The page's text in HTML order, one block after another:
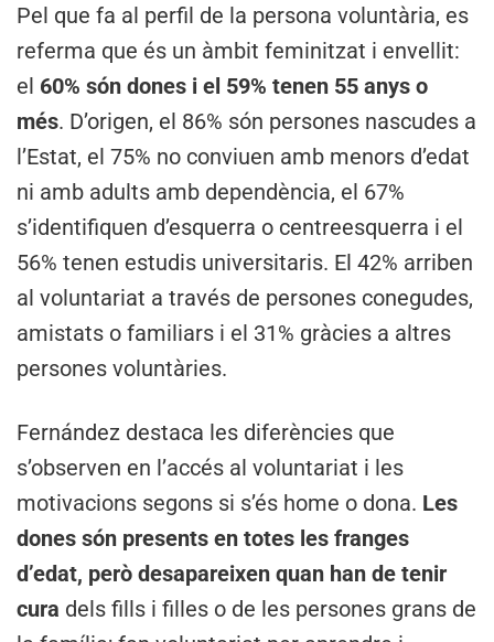
Pel que fa al perfil de la persona voluntària, es
referma que és un àmbit feminitzat i envellit:
el 60% són dones i el 59% tenen 55 anys o
més. D’origen, el 86% són persones nascudes a
l’Estat, el 75% no conviuen amb menors d’edat
ni amb adults amb dependència, el 67%
s’identifiquen d’esquerra o centreesquerra i el
56% tenen estudis universitaris. El 42% arriben
al voluntariat a través de persones conegudes,
amistats o familiars i el 31% gràcies a altres
persones voluntàries.
Fernández destaca les diferències que
s’observen en l’accés al voluntariat i les
motivacions segons si s’és home o dona. Les
dones són presents en totes les franges
d’edat, però desapareixen quan han de tenir
cura dels fills i filles o de les persones grans de